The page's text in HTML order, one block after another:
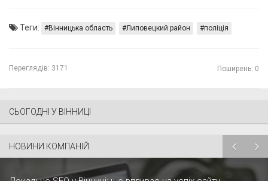
Теги: Вінницька область Липовецкий район поліція
Переглядів: 3171 Поширень: 0
СЬОГОДНІ У ВІННИЦІ
НОВИНИ КОМПАНІЙ